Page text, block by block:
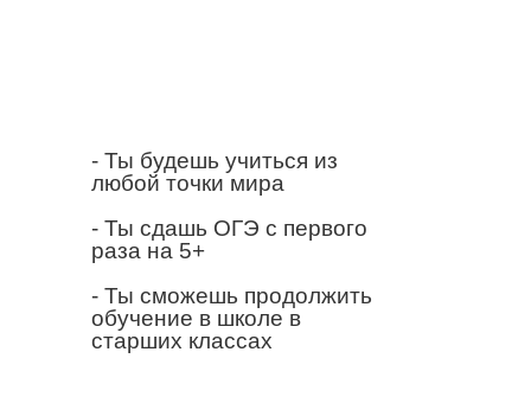
- Ты будешь учиться из
любой точки мира
- Ты сдашь ОГЭ с первого
раза на 5+
- Ты сможешь продолжить
обучение в школе в
старших классах